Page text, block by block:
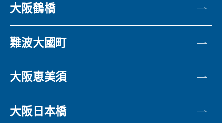
大阪鶴橋
難波大國町
大阪恵美須
大阪日本橋